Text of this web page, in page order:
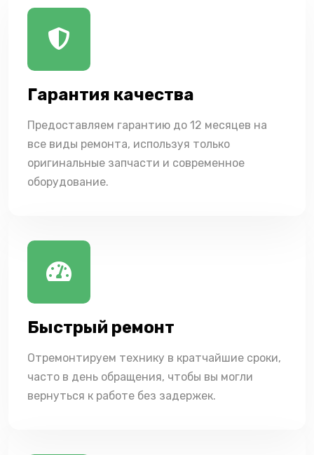
Гарантия качества
Предоставляем гарантию до 12 месяцев на
все виды ремонта, используя только
оригинальные запчасти и современное
оборудование.
Быстрый ремонт
Отремонтируем технику в кратчайшие сроки,
часто в день обращения, чтобы вы могли
вернуться к работе без задержек.